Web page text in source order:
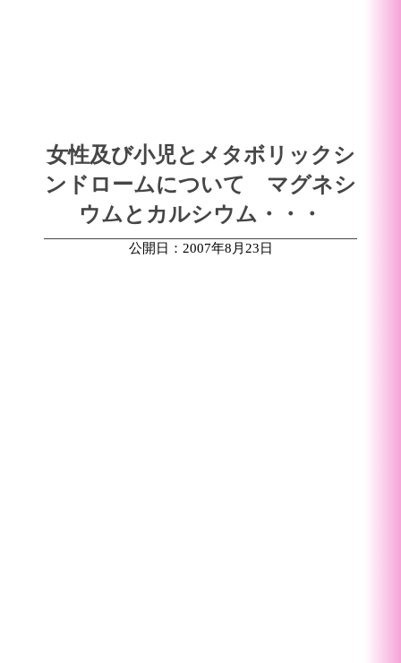
女性及び小児とメタボリックシ
ンドロームについて マグネシ
ウムとカルシウム・・・
公開日：2007年8月23日